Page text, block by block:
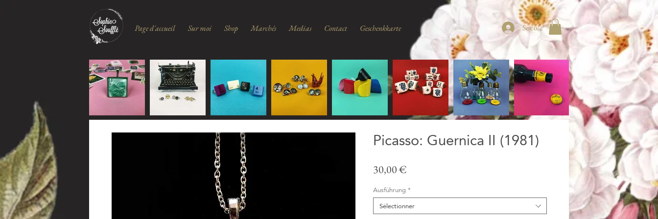
Page d'accueil Sur moi Shop Marchés Medias Contact Geschenkkarte Se connecter
Picasso: Guernica II (1981)
30,00 €
Ausführung *
Sélectionner